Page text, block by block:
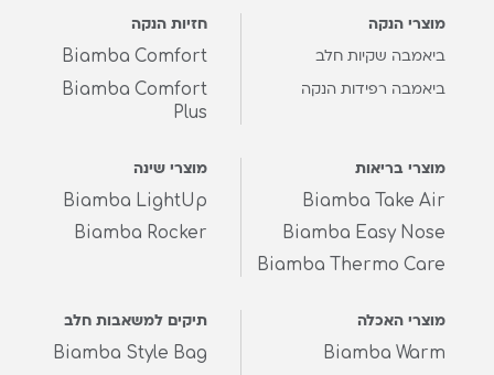
מוצרי הנקה
ביאמבה שקיות חלב
ביאמבה רפידות הנקה
חזיות הנקה
Biamba Comfort
Biamba Comfort
Plus
מוצרי בריאות
Biamba Take Air
Biamba Easy Nose
Biamba Thermo Care
מוצרי שינה
Biamba LightUp
Biamba Rocker
מוצרי האכלה
Biamba Warm
תיקים למשאבות חלב
Biamba Style Bag